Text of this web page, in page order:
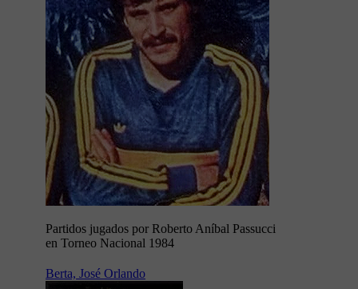
Partidos jugados por Roberto Aníbal Passucci
en Torneo Nacional 1984
Berta, José Orlando